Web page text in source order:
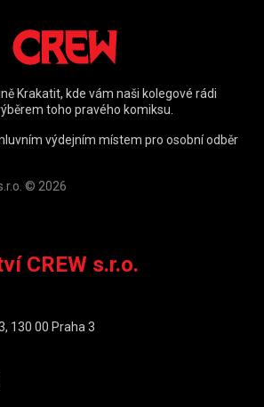
Krakatit, kde vám naši kolegové rádi
toho pravého komiksu.
výdejním místem pro osobní odběr
© 2026
CREW s.r.o.
130 00 Praha 3